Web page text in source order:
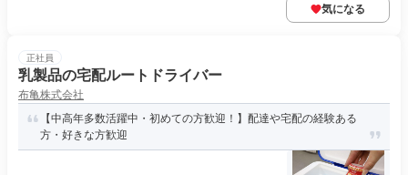
気になる
正社員
乳製品の宅配ルートドライバー
布亀株式会社
【中高年多数活躍中・初めての方歓迎！】配達や宅配の経験ある
方・好きな方歓迎